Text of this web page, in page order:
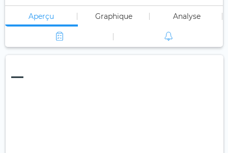
Aperçu Graphique Analyse
—